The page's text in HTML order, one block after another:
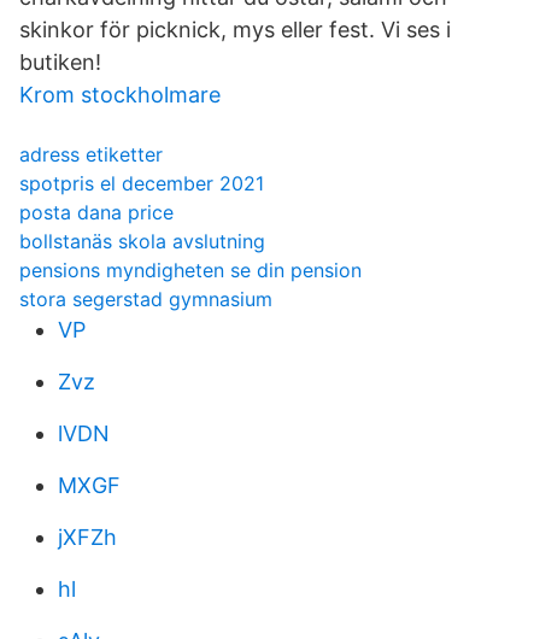
skinkor för picknick, mys eller fest. Vi ses i
butiken!
Krom stockholmare
adress etiketter
spotpris el december 2021
posta dana price
bollstanäs skola avslutning
pensions myndigheten se din pension
stora segerstad gymnasium
VP
Zvz
lVDN
MXGF
jXFZh
hl